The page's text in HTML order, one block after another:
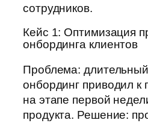
сотрудников.
Кейс 1: Оптимизация
онбординга клиентов
Проблема:
онбординг приводил к
на этапе первой
продукта. Решение: